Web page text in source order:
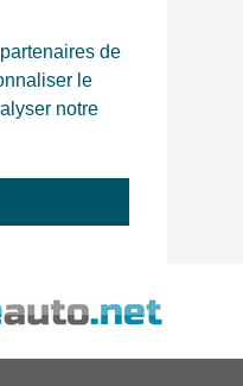
de
le
notre